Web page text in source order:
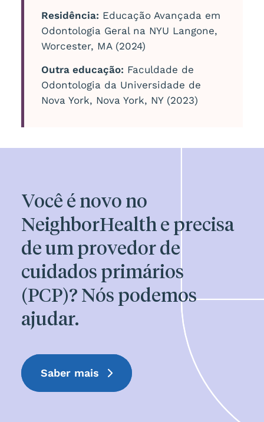
Residência: Educação Avançada em
Odontologia Geral na NYU Langone,
Worcester, MA (2024)
Outra educação: Faculdade de
Odontologia da Universidade de
Nova York, Nova York, NY (2023)
Você é novo no
NeighborHealth e precisa
de um provedor de
cuidados primários
(PCP)? Nós podemos
ajudar.
Saber mais